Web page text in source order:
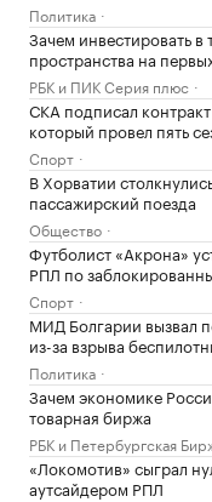
Политика
Зачем инвестировать в
пространства на
РБК и ПИК Серия плюс
СКА подписал
который провел пять
Спорт
В Хорватии
пассажирский поезда
Общество
Футболист «Акрона»
РПЛ по
Спорт
МИД Болгарии вызвал
из-за взрыва
Политика
Зачем экономике
товарная биржа
РБК и Петербургская
«Локомотив» сыграл
аутсайдером РПЛ